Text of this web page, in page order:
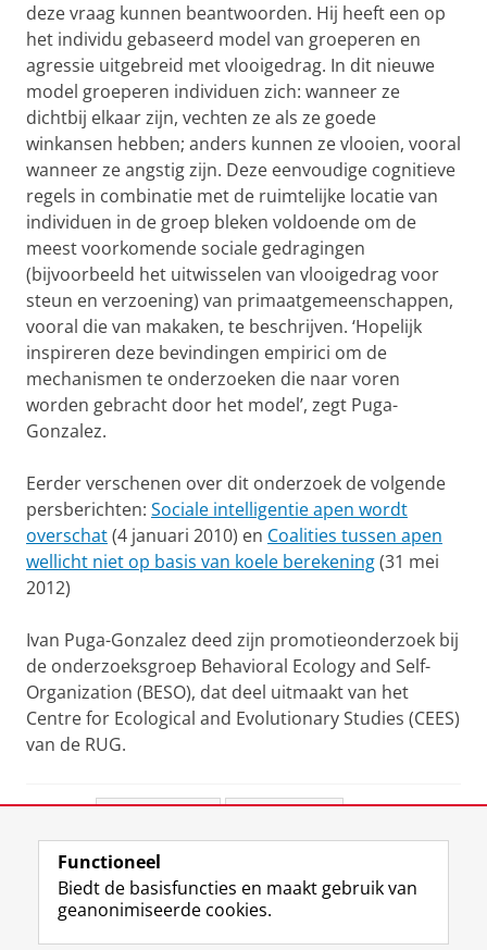
deze vraag kunnen beantwoorden. Hij heeft een op
het individu gebaseerd model van groeperen en
agressie uitgebreid met vlooigedrag. In dit nieuwe
model groeperen individuen zich: wanneer ze
dichtbij elkaar zijn, vechten ze als ze goede
winkansen hebben; anders kunnen ze vlooien, vooral
wanneer ze angstig zijn. Deze eenvoudige cognitieve
regels in combinatie met de ruimtelijke locatie van
individuen in de groep bleken voldoende om de
meest voorkomende sociale gedragingen
(bijvoorbeeld het uitwisselen van vlooigedrag voor
steun en verzoening) van primaatgemeenschappen,
vooral die van makaken, te beschrijven. ‘Hopelijk
inspireren deze bevindingen empirici om de
mechanismen te onderzoeken die naar voren
worden gebracht door het model’, zegt Puga-
Gonzalez.
Eerder verschenen over dit onderzoek de volgende
persberichten: Sociale intelligentie apen wordt
overschat(4 januari 2010) en Coalities tussen apen
wellicht niet op basis van koele berekening(31 mei
2012)
Ivan Puga-Gonzalez deed zijn promotieonderzoek bij
de onderzoeksgroep Behavioral Ecology and Self-
Organization (BESO), dat deel uitmaakt van het
Centre for Ecological and Evolutionary Studies (CEES)
van de RUG.
View this page in:English
Functioneel
Biedt de basisfuncties en maakt gebruik van
geanonimiseerde cookies.